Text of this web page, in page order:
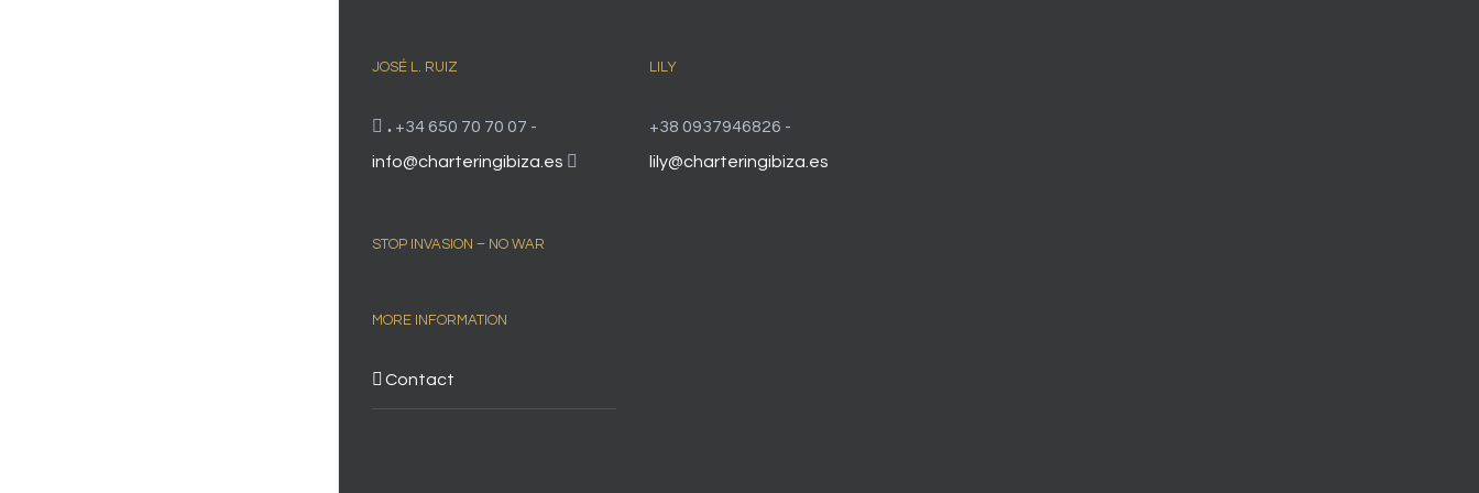
JOSÉ L. RUIZ
. +34 650 70 70 07 -
info@charteringibiza.es
STOP INVASION – NO WAR
MORE INFORMATION
Contact
LILY
+38 0937946826 -
lily@charteringibiza.es